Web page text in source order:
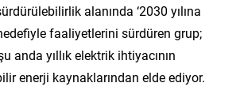
alanında ‘2030 yılına
faaliyetlerini sürdüren grup;
anda yıllık elektrik ihtiyacının
enerji kaynaklarından elde ediyor.